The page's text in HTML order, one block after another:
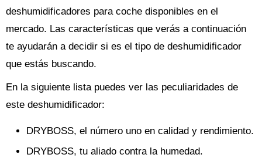
deshumidificadores para coche disponibles en el
mercado. Las características que verás a continuación
te ayudarán a decidir si es el tipo de deshumidificador
que estás buscando.
En la siguiente lista puedes ver las peculiaridades de
este deshumidificador:
DRYBOSS, el número uno en calidad y rendimiento.
DRYBOSS, tu aliado contra la humedad.